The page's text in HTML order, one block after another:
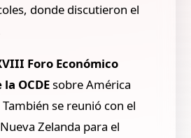
donde discutieron el
Foro Económico
OCDEsobre América
se reunió con el
Zelanda para el